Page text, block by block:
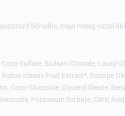
bőrödbe, majd meleg vízzel
Sulfate, Sodium Chloride, Lauryl
Idaeus Fruit Extract*, Euterpe
Coco-Glucoside, Glyceryl Oleate,
Potassium Sorbate, Citric